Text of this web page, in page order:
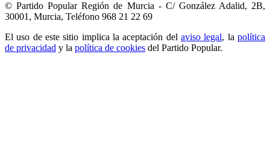
© Partido Popular Región de Murcia - C/ González Adalid, 2B,
30001, Murcia, Teléfono 968 21 22 69
El uso de este sitio implica la aceptación del aviso legal, lapolítica
de privacidad y la política de cookies del Partido Popular.